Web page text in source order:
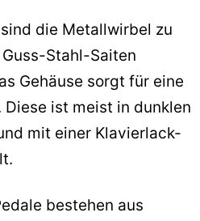
die Metallwirbel zu
Stahl-Saiten
Gehäuse sorgt für eine
ist meist in dunklen
mit einer Klavierlack-
bestehen aus